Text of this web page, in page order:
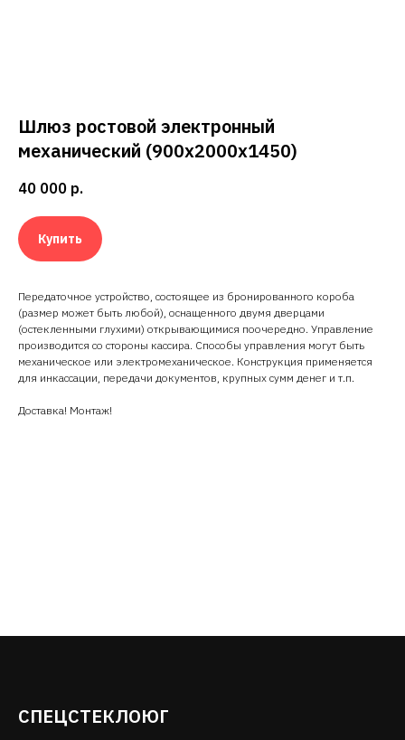
Шлюз ростовой электронный
механический (900х2000х1450)
40 000 р.
Купить
Передаточное устройство, состоящее из бронированного короба
(размер может быть любой), оснащенного двумя дверцами
(остекленными глухими) открывающимися поочередно. Управление
производится со стороны кассира. Способы управления могут быть
механическое или электромеханическое. Конструкция применяется
для инкассации, передачи документов, крупных сумм денег и т.п.
Доставка! Монтаж!
СПЕЦСТЕКЛОЮГ